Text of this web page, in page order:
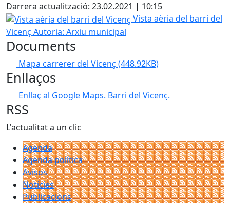
Darrera actualització: 23.02.2021 | 10:15
Vista aèria del barri del Vicenç
Vista aèria del barri del
Vicenç Autoria: Arxiu municipal
Documents
Mapa carrerer del Vicenç (448.92KB)
Enllaços
Enllaç al Google Maps. Barri del Vicenç.
RSS
L'actualitat a un clic
Agenda
Agenda política
Avisos
Notícies
Publicacions